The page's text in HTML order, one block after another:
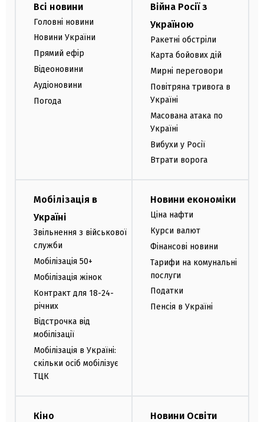
Всі новини
Головні новини
Новини України
Прямий ефір
Відеоновини
Аудіоновини
Погода
Війна Росії з
Україною
Ракетні обстріли
Карта бойових дій
Мирні переговори
Повітряна тривога в
Україні
Масована атака по
Україні
Вибухи у Росії
Втрати ворога
Мобілізація в
Україні
Звільнення з військової
служби
Мобілізація 50+
Мобілізація жінок
Контракт для 18-24-
річних
Відстрочка від
мобілізації
Мобілізація в Україні:
скільки осіб мобілізує
ТЦК
Новини економіки
Ціна нафти
Курси валют
Фінансові новини
Тарифи на комунальні
послуги
Податки
Пенсія в Україні
Кіно Новини Освіти